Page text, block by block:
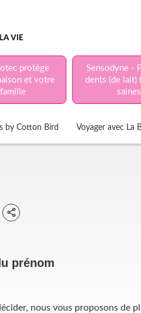
protège
et votre
famille
Sensodyne -
dents (de lait)
saines
by Cotton Bird Voyager avec La
prénom
nous vous proposons de